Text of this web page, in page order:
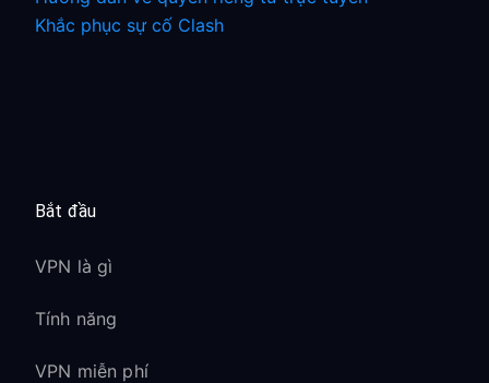
Khắc phục sự cố Clash
Bắt đầu
VPN là gì
Tính năng
VPN miễn phí